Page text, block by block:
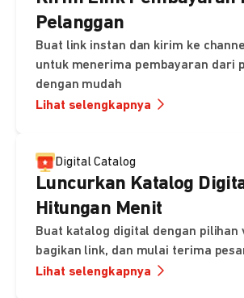
Pelanggan
Buat link instan dan kirim ke
untuk menerima pembayaran dari
dengan mudah
Lihat selengkapnya
Digital Catalog
Luncurkan Katalog
Hitungan Menit
Buat katalog digital dengan pilihan
bagikan link, dan mulai terima
Lihat selengkapnya